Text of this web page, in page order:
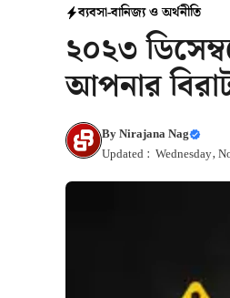
ব্যবসা-বানিজ্য ও অর্থনীতি
২০২৩
আপনার
ByNirajana Nag
Updated : Wednesday,